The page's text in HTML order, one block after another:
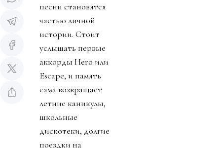
песни становятся
частью личной
истории. Стоит
услышать первые
аккорды Hero или
Escape, и память
сама возвращает
летние каникулы,
школьные
дискотеки, долгие
поездки на